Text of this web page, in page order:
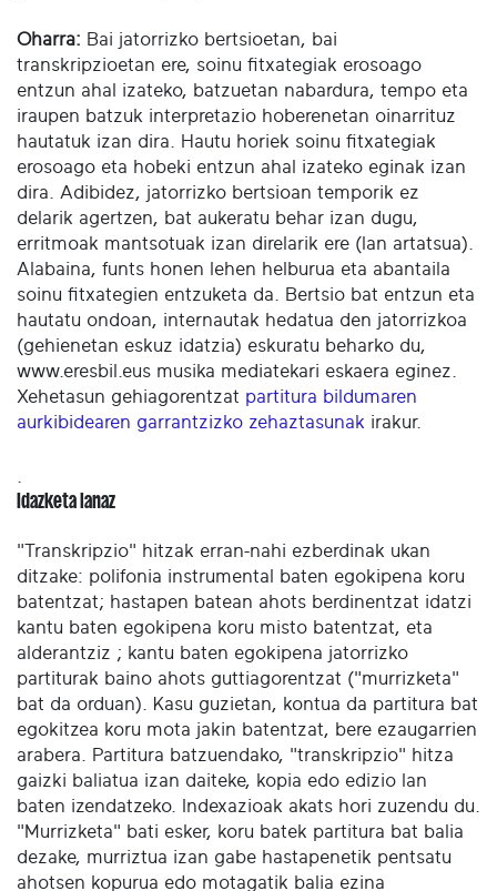
Oharra: Bai jatorrizko bertsioetan, bai
transkripzioetan ere, soinu fitxategiak erosoago
entzun ahal izateko, batzuetan nabardura, tempo eta
iraupen batzuk interpretazio hoberenetan oinarrituz
hautatuk izan dira. Hautu horiek soinu fitxategiak
erosoago eta hobeki entzun ahal izateko eginak izan
dira. Adibidez, jatorrizko bertsioan temporik ez
delarik agertzen, bat aukeratu behar izan dugu,
erritmoak mantsotuak izan direlarik ere (lan artatsua).
Alabaina, funts honen lehen helburua eta abantaila
soinu fitxategien entzuketa da. Bertsio bat entzun eta
hautatu ondoan, internautak hedatua den jatorrizkoa
(gehienetan eskuz idatzia) eskuratu beharko du,
www.eresbil.eus musika mediatekari eskaera eginez.
Xehetasun gehiagorentzat partitura bildumaren
aurkibidearen garrantzizko zehaztasunak irakur.
Idazketa lanaz
"Transkripzio" hitzak erran-nahi ezberdinak ukan
ditzake: polifonia instrumental baten egokipena koru
batentzat; hastapen batean ahots berdinentzat idatzi
kantu baten egokipena koru misto batentzat, eta
alderantziz ; kantu baten egokipena jatorrizko
partiturak baino ahots guttiagorentzat ("murrizketa"
bat da orduan). Kasu guzietan, kontua da partitura bat
egokitzea koru mota jakin batentzat, bere ezaugarrien
arabera. Partitura batzuendako, "transkripzio" hitza
gaizki baliatua izan daiteke, kopia edo edizio lan
baten izendatzeko. Indexazioak akats hori zuzendu du.
"Murrizketa" bati esker, koru batek partitura bat balia
dezake, murriztua izan gabe hastapenetik pentsatu
ahotsen kopurua edo motagatik balia ezina